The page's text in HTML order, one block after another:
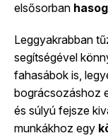
elsősorban
Leggyakrabban
segítségével
fahasábok is,
bográcsozáshoz
és súlyú fejsze
munkákhoz egy